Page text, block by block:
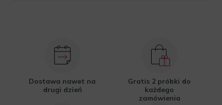
Dostawa nawet na
drugi dzień
Gratis 2 próbki do
każdego
zamówienia